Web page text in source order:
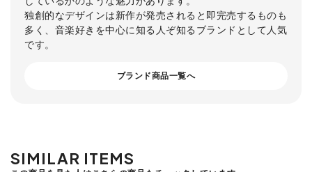
独創的なデザインは新作が発売されると即完売するものも
多く、音楽好きを中心に知る人ぞ知るブランドとして人気
です。
ブランド商品一覧へ
SIMILAR ITEMS